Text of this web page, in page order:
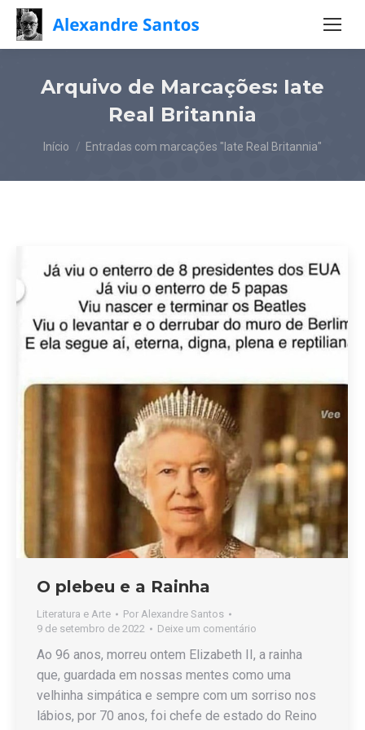
Arquivo de Marcações: Iate
Real Britannia
Você está aqui:
Início Entradas com marcações "Iate Real Britannia"
O plebeu e a Rainha
Literatura e Arte Por Alexandre Santos
9 de setembro de 2022
Deixe um comentário
Ao 96 anos, morreu ontem Elizabeth II, a rainha
que, guardada em nossas mentes como uma
velhinha simpática e sempre com um sorriso nos
lábios, por 70 anos, foi chefe de estado do Reino